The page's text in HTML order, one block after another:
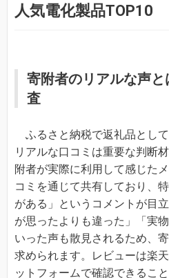
人気電化製品TOP10
寄附者のリアルな声
査
ふるさと納税で返礼品とし
リアルな口コミは重要な判断
附者が実際に利用して感じた
コミを通じて共有しており、
がある」というコメントが目
が思ったよりも違った」「実
いった声も散見されるため、
求められます。レビューは楽
ットフォームで確認できるこ